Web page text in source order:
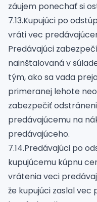
záujem ponechať si
7.13.Kupujúci po
vráti vec
Predávajúci
nainštalovaná v
tým, ako sa vada
primeranej lehote
zabezpečiť
predávajúcemu na
predávajúceho.
7.14.Predávajúci po
kupujúcemu kúpnu
vrátenia veci
že kupujúci zaslal